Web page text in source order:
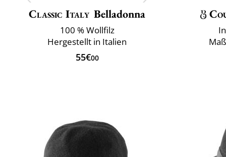
Classic Italy Belladonna
100 % Wollfilz
Hergestellt in Italien
55€00